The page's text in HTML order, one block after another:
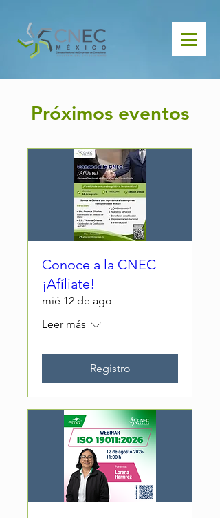
Próximos eventos
Conoce a la CNEC
¡Afíliate!
mié 12 de ago
Leer más
Registro